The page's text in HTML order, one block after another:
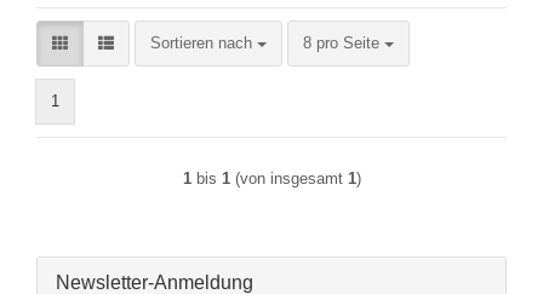
Sortieren nach
Sortieren nach 8 pro Seite
pro Seite
1
1bis 1(von insgesamt 1)
Newsletter-Anmeldung